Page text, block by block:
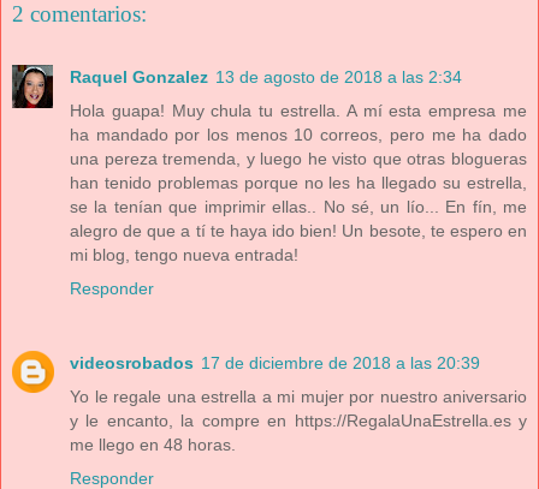
2 comentarios:
Raquel Gonzalez 13 de agosto de 2018 a las 2:34
Hola guapa! Muy chula tu estrella. A mí esta empresa me
ha mandado por los menos 10 correos, pero me ha dado
una pereza tremenda, y luego he visto que otras blogueras
han tenido problemas porque no les ha llegado su estrella,
se la tenían que imprimir ellas.. No sé, un lío... En fín, me
alegro de que a tí te haya ido bien! Un besote, te espero en
mi blog, tengo nueva entrada!
Responder
videosrobados 17 de diciembre de 2018 a las 20:39
Yo le regale una estrella a mi mujer por nuestro aniversario
y le encanto, la compre en https://RegalaUnaEstrella.es y
me llego en 48 horas.
Responder